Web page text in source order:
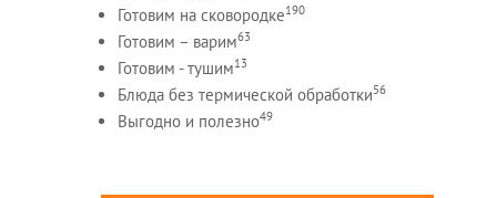
Готовим на сковородке190
Готовим – варим63
Готовим - тушим13
Блюда без термической обработки56
Выгодно и полезно49